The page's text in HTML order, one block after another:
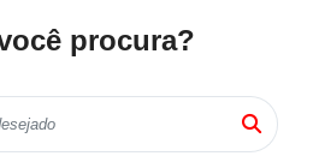
procura?